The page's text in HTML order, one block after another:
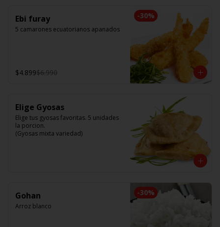
-30%
Ebi furay
5 camarones ecuatorianos apanados
$4.899$6.990
Elige Gyosas
Elige tus gyosas favoritas. 5 unidades
la porcion.
(Gyosas mixta variedad)
-30%
Gohan
Arroz blanco